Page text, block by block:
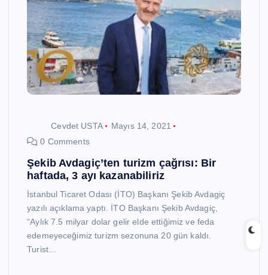
Cevdet USTA
Mayıs 14, 2021
0 Comments
Şekib Avdagiç’ten turizm çağrısı: Bir
haftada, 3 ayı kazanabiliriz
İstanbul Ticaret Odası (İTO) Başkanı Şekib Avdagiç
yazılı açıklama yaptı. İTO Başkanı Şekib Avdagiç,
“Aylık 7.5 milyar dolar gelir elde ettiğimiz ve feda
edemeyeceğimiz turizm sezonuna 20 gün kaldı.
Turist…